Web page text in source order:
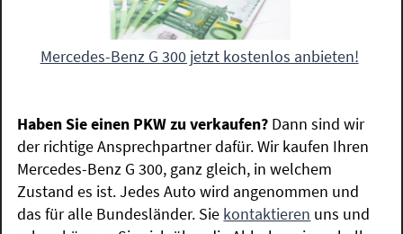
Mercedes-Benz G 300 jetzt kostenlos anbieten!
Haben Sie einen PKW zu verkaufen? Dann sind wir
der richtige Ansprechpartner dafür. Wir kaufen Ihren
Mercedes-Benz G 300, ganz gleich, in welchem
Zustand es ist. Jedes Auto wird angenommen und
das für alle Bundesländer. Sie kontaktieren uns und